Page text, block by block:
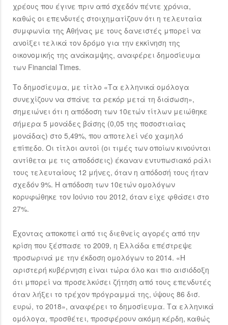
χρέους που έγινε πριν από σχεδόν πέντε χρόνια,
καθώς οι επενδυτές στοιχηματίζουν ότι η τελευταία
συμφωνία της Αθήνας με τους δανειστές μπορεί να
ανοίξει τελικά τον δρόμο για την εκκίνηση της
οικονομικής της ανάκαμψης, αναφέρει δημοσίευμα
των Financial Times.
Το δημοσίευμα, με τίτλο «Τα ελληνικά ομόλογα
συνεχίζουν να σπάνε τα ρεκόρ μετά τη διάσωση»,
σημειώνει ότι η απόδοση των 10ετών τίτλων μειώθηκε
σήμερα 5 μονάδες βάσης (0,05 της ποσοστιαίας
μονάδας) στο 5,49%, που αποτελεί νέο χαμηλό
επίπεδο. Οι τίτλοι αυτοί (οι τιμές των οποίων κινούνται
αντίθετα με τις αποδόσεις) έκαναν εντυπωσιακό ράλι
τους τελευταίους 12 μήνες, όταν η απόδοσή τους ήταν
σχεδόν 9%. Η απόδοση των 10ετών ομολόγων
κορυφώθηκε τον Ιούνιο του 2012, όταν είχε φθάσει στο
27%.
Έχοντας αποκοπεί από τις διεθνείς αγορές από την
κρίση που ξέσπασε το 2009, η Ελλάδα επέστρεψε
προσωρινά με την έκδοση ομολόγων το 2014. «Η
αριστερή κυβέρνηση είναι τώρα όλο και πιο αισιόδοξη
ότι μπορεί να προσελκύσει ζήτηση από τους επενδυτές
όταν λήξει το τρέχον πρόγραμμά της, ύψους 86 δισ.
ευρώ, το 2018», αναφέρει το δημοσίευμα. Τα ελληνικά
ομόλογα, προσθέτει, προσφέρουν ακόμη κέρδη, καθώς